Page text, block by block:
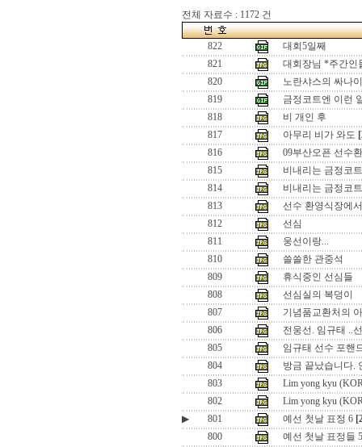
전체 자료수 : 1172 건
822
대회5일째
821
대회장님 *주간인
820
노란샤스의 싸나이
819
금정코트엔 이런
818
비 개인 후
817
아무리 비가 와도
816
09부산오픈 선수
815
비내리는 금정코트
814
비내리는 금정코
813
선수 환영식장에서
812
선심
811
웅선이랑...
810
쓸쓸한 관중석
809
휴식중인 선심들
808
선심실의 복덩이
807
기념품교환처의
806
전웅선. 임규태 ..
805
임규태 선수 포핸
804
방금 끝났습니다.
803
Lim yong kyu
802
Lim yong kyu
▶
801 예선 첫날 표정 6
800
예선 첫날 표정들 5